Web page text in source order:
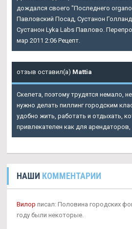
дождался своего "Последнего
Павловский Посад, Сустанон
Сустанон Lyka Labs Павлово.
мар 2011 2:06 Рецепт.
отзыв оставил(а) Mattia
Скелета, поэтому трудятся немало,
нужно делать пиллинг городским
удобно жить, работать и отдыхать,
привлекателен как для арендаторов,
НАШИ КОММЕНТАРИИ
Вилор писал: Половина городских
году были некоторые.